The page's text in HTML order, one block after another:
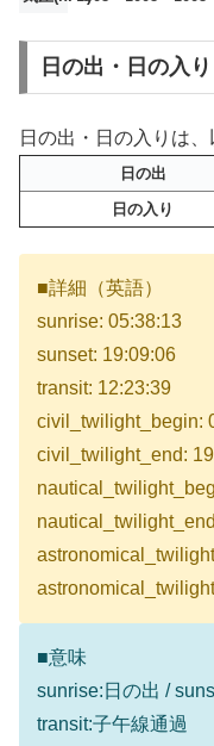
日の出・日の入り
日の出・日の入りは、
日の出
日の入り
■詳細（英語）
sunrise: 05:38:13
sunset: 19:09:06
transit: 12:23:39
civil_twilight_begin:
civil_twilight_end:
■意味
sunrise:日の出 /
transit:子午線通過